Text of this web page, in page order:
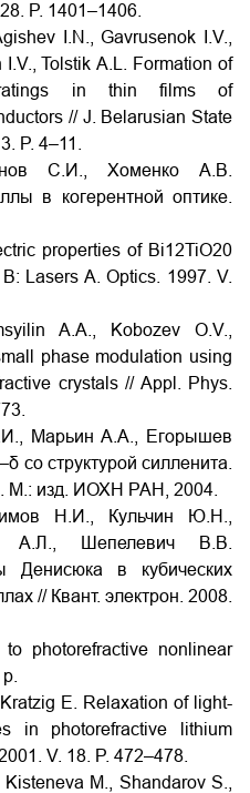
P. 1401–1406.
I.N., Gavrusenok I.V.,
Tolstik А.L. Formation of
in thin films of
// J. Belarusian State
P. 4–11.
С.И., Хоменко А.В.
в когерентной оптике.
properties of Bi12TiO20
Lasers A. Optics. 1997. V.
A.A., Kobozev O.V.,
phase modulation using
crystals // Appl. Phys.
Марьин А.А., Егорышев
со структурой силленита.
М.: изд. ИОХН РАН, 2004.
Н.И., Кульчин Ю.Н.,
А.Л., Шепелевич В.В.
Денисюка в кубических
// Квант. электрон. 2008.
photorefractive nonlinear
E. Relaxation of light-
in photorefractive lithium
V. 18. P. 472–478.
M., Shandarov S.,